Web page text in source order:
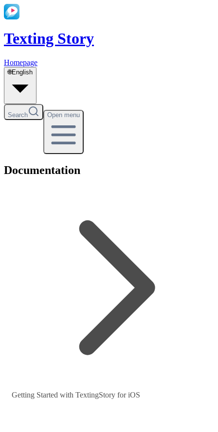
Texting Story
Homepage
🌐English
Search Open menu
Documentation
Getting Started with TextingStory for iOS